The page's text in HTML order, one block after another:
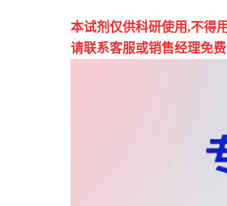
本试剂仅供科研使用,不得
请联系客服或销售经理免